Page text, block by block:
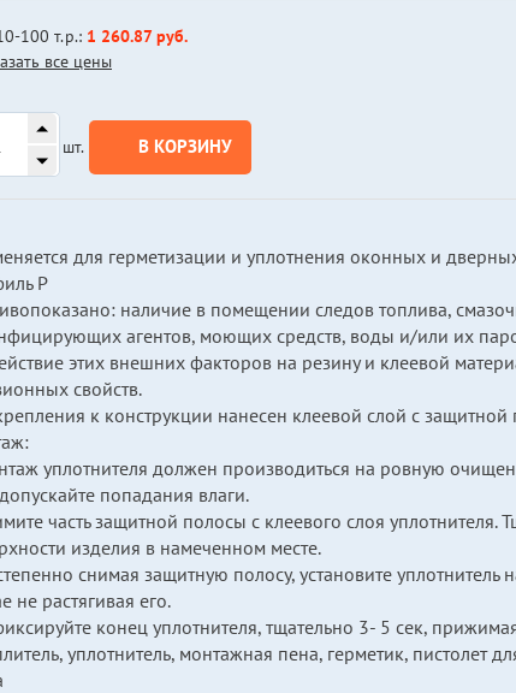
100 т.р.: 1 260.87 руб.
все цены
шт. В КОРЗИНУ
для герметизации и уплотнения оконных и
Р
наличие в помещении следов топлива,
агентов, моющих средств, воды и/или их
этих внешних факторов на резину и клеевой
свойств.
к конструкции нанесен клеевой слой с защитной
уплотнителя должен производиться на ровную
попадания влаги.
часть защитной полосы с клеевого слоя уплотнителя.
изделия в намеченном месте.
снимая защитную полосу, установите
не растягивая его.
конец уплотнителя, тщательно 3- 5 сек,
уплотнитель, монтажная пена, герметик, пистолет